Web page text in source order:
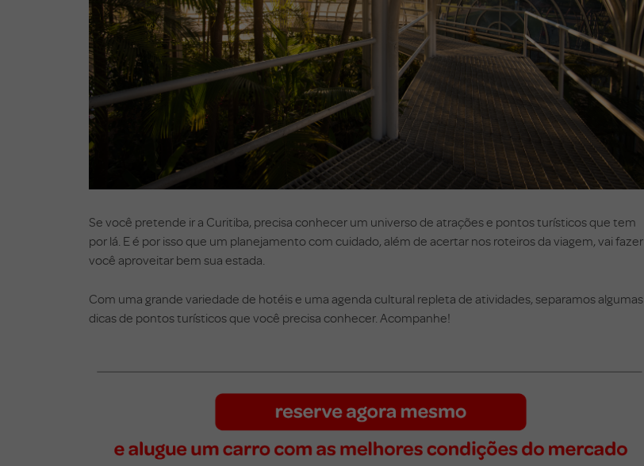
Se você pretende ir a Curitiba, precisa conhecer um universo de atrações e pontos turísticos que tem
por lá. E é por isso que um planejamento com cuidado, além de acertar nos roteiros da viagem, vai fazer
você aproveitar bem sua estada.
Com uma grande variedade de hotéis e uma agenda cultural repleta de atividades, separamos algumas
dicas de pontos turísticos que você precisa conhecer. Acompanhe!